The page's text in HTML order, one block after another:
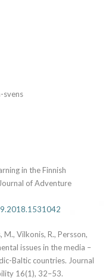
svens
in the Finnish
of Adventure
M., Vilkonis, R., Persson,
issues in the media –
Baltic countries. Journal
16(1), 32–53.